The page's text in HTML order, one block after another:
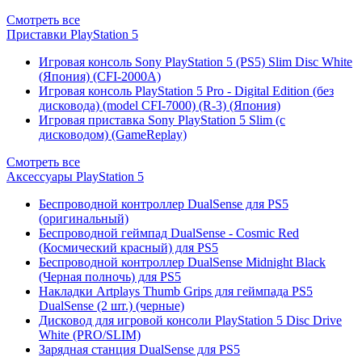
Смотреть все
Приставки PlayStation 5
Игровая консоль Sony PlayStation 5 (PS5) Slim Disc White
(Япония) (CFI-2000A)
Игровая консоль PlayStation 5 Pro - Digital Edition (без
дисковода) (model CFI-7000) (R-3) (Япония)
Игровая приставка Sony PlayStation 5 Slim (с
дисководом) (GameReplay)
Смотреть все
Аксессуары PlayStation 5
Беспроводной контроллер DualSense для PS5
(оригинальный)
Беспроводной геймпад DualSense - Cosmic Red
(Космический красный) для PS5
Беспроводной контроллер DualSense Midnight Black
(Черная полночь) для PS5
Накладки Artplays Thumb Grips для геймпада PS5
DualSense (2 шт.) (черные)
Дисковод для игровой консоли PlayStation 5 Disc Drive
White (PRO/SLIM)
Зарядная станция DualSense для PS5